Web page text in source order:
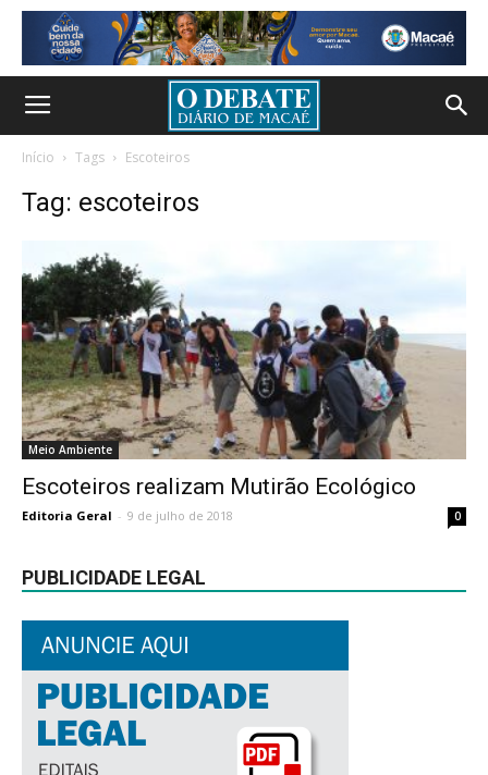
Início Tags Escoteiros
Tag: escoteiros
Meio Ambiente
Escoteiros realizam Mutirão Ecológico
Editoria Geral - 9 de julho de 2018 0
PUBLICIDADE LEGAL